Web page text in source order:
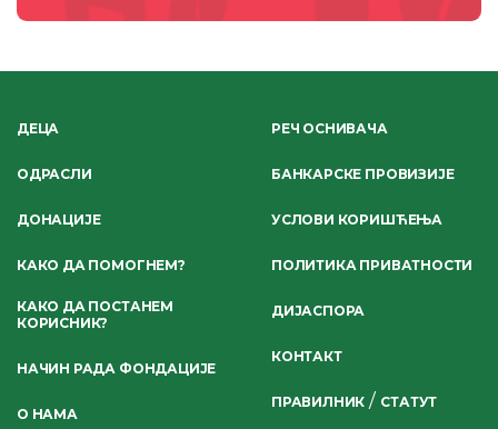
ДЕЦА
ОДРАСЛИ
ДОНАЦИЈЕ
КАКО ДА ПОМОГНЕМ?
КАКО ДА ПОСТАНЕМ
КОРИСНИК?
НАЧИН РАДА ФОНДАЦИЈЕ
О НАМА
РЕЧ ОСНИВАЧА
БАНКАРСКЕ ПРОВИЗИЈЕ
УСЛОВИ КОРИШЋЕЊА
ПОЛИТИКА ПРИВАТНОСТИ
ДИЈАСПОРА
КОНТАКТ
ПРАВИЛНИК / СТАТУТ